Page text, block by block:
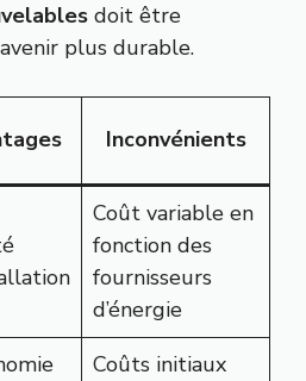
doit être
plus durable.
Inconvénients
Coût variable en
fonction des
fournisseurs
d’énergie
Coûts initiaux